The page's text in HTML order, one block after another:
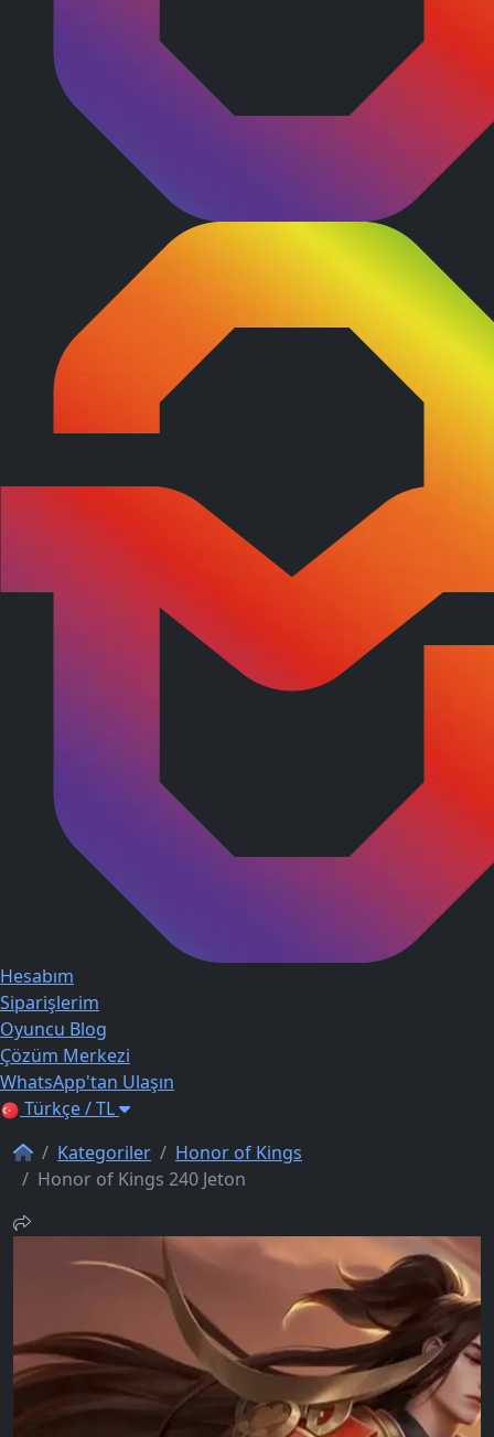
Hesabım
Siparişlerim
Oyuncu Blog
Çözüm Merkezi
WhatsApp'tan Ulaşın
Türkçe / TL
Kategoriler
Honor of Kings
Honor of Kings 240 Jeton